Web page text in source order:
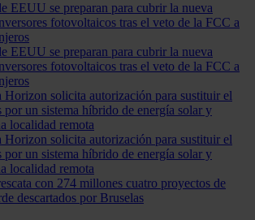
EEUU se preparan para cubrir la nueva
fotovoltaicos tras el veto de la FCC a
EEUU se preparan para cubrir la nueva
fotovoltaicos tras el veto de la FCC a
Horizon solicita autorización para sustituir el
por un sistema híbrido de energía solar y
localidad remota
Horizon solicita autorización para sustituir el
por un sistema híbrido de energía solar y
localidad remota
con 274 millones cuatro proyectos de
descartados por Bruselas